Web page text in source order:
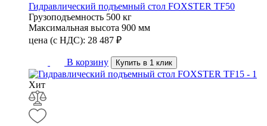
Гидравлический подъемный стол FOXSTER TF50
Грузоподъемность 500 кг
Максимальная высота 900 мм
цена (с НДС): 28 487 ₽
В корзину Купить в 1 клик
Хит